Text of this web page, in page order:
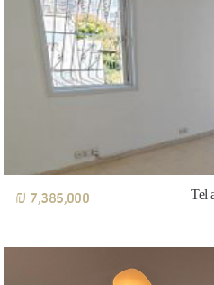
7,385,000 ₪